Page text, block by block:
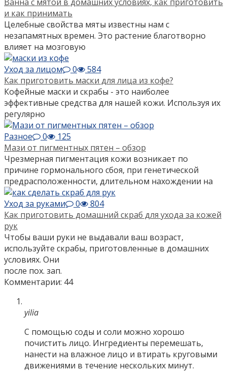
и как принимать
Целебные свойства мяты известны нам с
незапамятных времен. Это растение благотворно
влияет на мозговую
Уход за лицом
0
584
Как приготовить маски для лица из кофе?
Кофейные маски и скрабы - это наиболее
эффективные средства для нашей кожи. Используя их
регулярно
Разное
0
125
Мази от пигментных пятен – обзор
Чрезмерная пигментация кожи возникает по
причине гормонального сбоя, при генетической
предрасположенности, длительном нахождении на
Уход за руками
0
804
Как приготовить домашний скраб для ухода за кожей
рук
Чтобы ваши руки не выдавали ваш возраст,
используйте скрабы, приготовленные в домашних
условиях. Они
после пох. зап.
Комментарии: 44
yilia
С помощью соды и соли можно хорошо
почистить лицо. Ингредиенты перемешать,
нанести на влажное лицо и втирать круговыми
движениями в течение нескольких минут.